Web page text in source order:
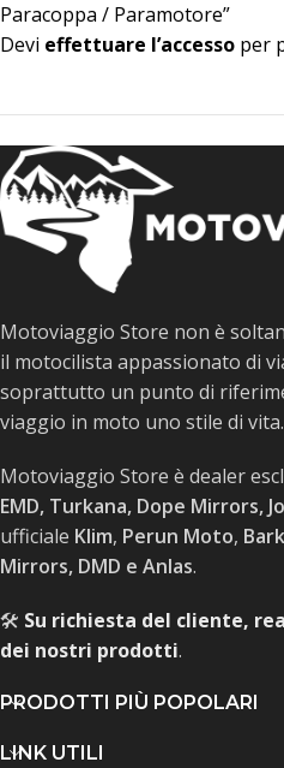
Paracoppa / Paramotore”
Devi effettuare l’accesso per
Motoviaggio Store non è
il motocilista appassionato di
soprattutto un punto di
viaggio in moto uno stile di vita.
Motoviaggio Store è dealer
EMD, Turkana, Dope Mirrors,
ufficiale Klim, Perun Moto,
Mirrors, DMD e Anlas.
🛠️ Su richiesta del cliente,
dei nostri prodotti.
PRODOTTI PIÙ POPOLARI
LINK UTILI